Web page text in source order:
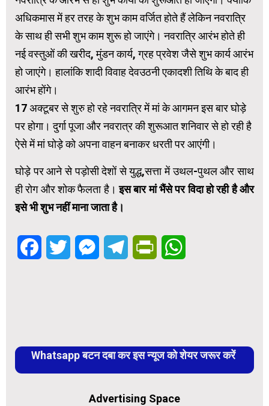
अधिकमास में हर तरह के शुभ काम वर्जित होते हैं लेकिन नवरात्रि
के साथ ही सभी शुभ काम शुरू हो जाएंगे। नवरात्रि आरंभ होते ही
नई वस्तुओं की खरीद, मुंडन कार्य, ग्रह प्रवेश जैसे शुभ कार्य आरंभ
हो जाएंगे। हालांकि शादी विवाह देवउठनी एकादशी तिथि के बाद ही
आरंभ होंगे।
17 अक्टूबर से शुरु हो रहे नवरात्रि में मां के आगमन इस बार घोड़े
पर होगा। दुर्गा पूजा और नवरात्र की शुरूआत शनिवार से हो रही है
ऐसे में मां घोड़े को अपना वाहन बनाकर धरती पर आएंगी।
घोड़े पर आने से पड़ोसी देशों से युद्ध,सत्ता में उथल-पुथल और साथ
ही रोग और शोक फैलता है। इस बार मां भैंसे पर विदा हो रही है और
इसे भी शुभ नहीं माना जाता है।
FacebookTwitter MessengerTelegramPrintFriendly
Whatsapp बटन दबा कर इस न्यूज को शेयर जरूर करें
Advertising Space